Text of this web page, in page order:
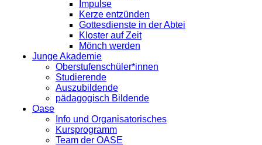
Impulse
Kerze entzünden
Gottesdienste in der Abtei
Kloster auf Zeit
Mönch werden
Junge Akademie
Oberstufenschüler*innen
Studierende
Auszubildende
pädagogisch Bildende
Oase
Info und Organisatorisches
Kursprogramm
Team der OASE